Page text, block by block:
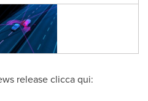
release clicca qui: